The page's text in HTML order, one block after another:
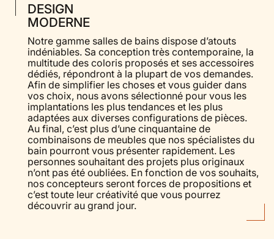
DESIGN
MODERNE
Notre gamme salles de bains dispose d’atouts
indéniables. Sa conception très contemporaine, la
multitude des coloris proposés et ses accessoires
dédiés, répondront à la plupart de vos demandes.
Afin de simplifier les choses et vous guider dans
vos choix, nous avons sélectionné pour vous les
implantations les plus tendances et les plus
adaptées aux diverses configurations de pièces.
Au final, c’est plus d’une cinquantaine de
combinaisons de meubles que nos spécialistes du
bain pourront vous présenter rapidement. Les
personnes souhaitant des projets plus originaux
n’ont pas été oubliées. En fonction de vos souhaits,
nos concepteurs seront forces de propositions et
c’est toute leur créativité que vous pourrez
découvrir au grand jour.